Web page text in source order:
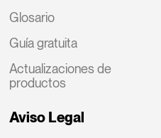
Glosario
Guía gratuita
Actualizaciones de
productos
Aviso Legal